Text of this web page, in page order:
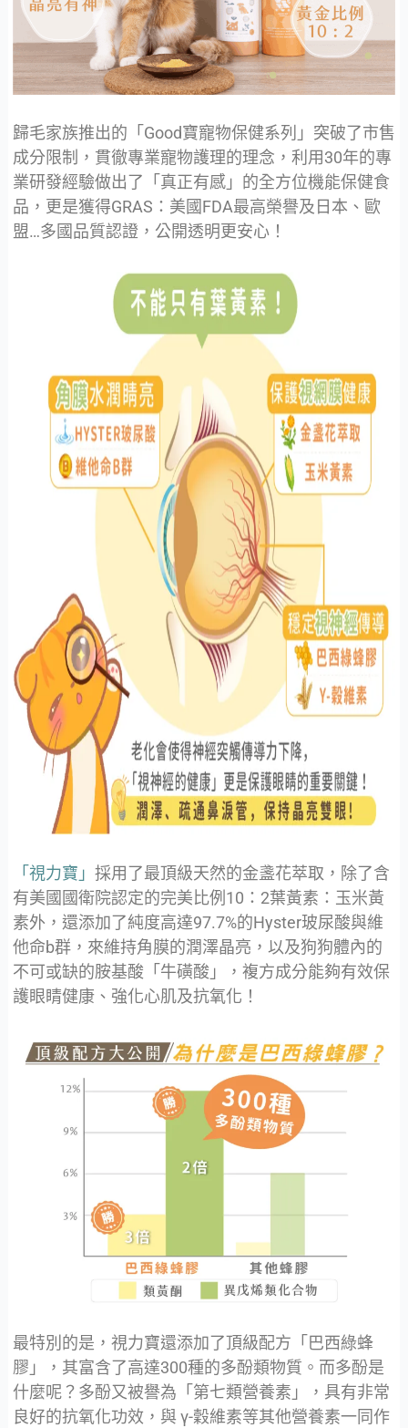
歸毛家族推出的「Good寶寵物保健系列」突破了市售
成分限制，貫徹專業寵物護理的理念，利用30年的專
業研發經驗做出了「真正有感」的全方位機能保健食
品，更是獲得GRAS：美國FDA最高榮譽及日本、歐
盟…多國品質認證，公開透明更安心！
「視力寶」 採用了最頂級天然的金盞花萃取，除了含
有美國國衛院認定的完美比例10：2葉黃素：玉米黃
素外，還添加了純度高達97.7%的Hyster玻尿酸與維
他命b群，來維持角膜的潤澤晶亮，以及狗狗體內的
不可或缺的胺基酸「牛磺酸」，複方成分能夠有效保
護眼睛健康、強化心肌及抗氧化！
最特別的是，視力寶還添加了頂級配方「巴西綠蜂
膠」，其富含了高達300種的多酚類物質。而多酚是
什麼呢？多酚又被譽為「第七類營養素」，具有非常
良好的抗氧化功效，與 γ-穀維素等其他營養素一同作